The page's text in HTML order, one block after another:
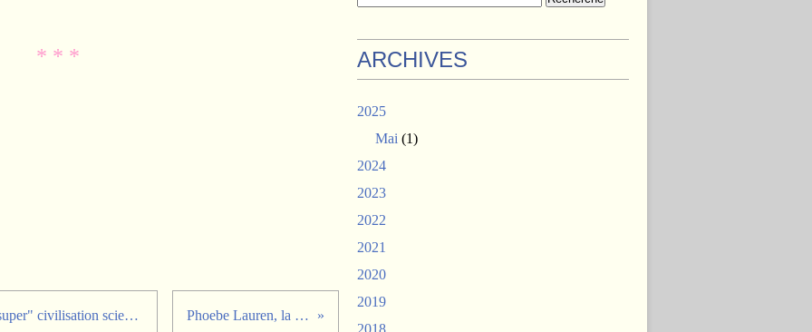
* * *
Découverte de l'existence d'une "super" civilisation scientifique Phoebe Lauren, la voix
ARCHIVES
2025
Mai (1)
2024
2023
2022
2021
2020
2019
2018